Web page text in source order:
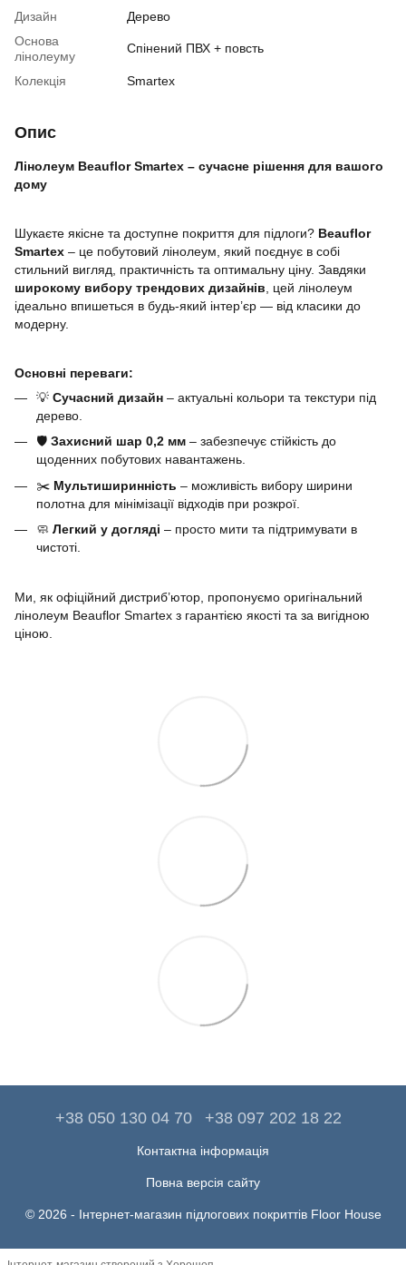
Дизайн
Дерево
Основа
лінолеуму
Спінений ПВХ + повсть
Колекція Smartex
Опис
Лінолеум Beauflor Smartex – сучасне рішення для вашого
дому
Шукаєте якісне та доступне покриття для підлоги? Beauflor
Smartex – це побутовий лінолеум, який поєднує в собі
стильний вигляд, практичність та оптимальну ціну. Завдяки
широкому вибору трендових дизайнів , цей лінолеум
ідеально впишеться в будь-який інтер’єр — від класики до
модерну.
Основні переваги:
💡 Сучасний дизайн – актуальні кольори та текстури під
дерево.
🛡️ Захисний шар 0,2 мм – забезпечує стійкість до
щоденних побутових навантажень.
✂️ Мультиширинність – можливість вибору ширини
полотна для мінімізації відходів при розкрої.
🧼 Легкий у догляді – просто мити та підтримувати в
чистоті.
Ми, як офіційний дистриб’ютор, пропонуємо оригінальний
лінолеум Beauflor Smartex з гарантією якості та за вигідною
ціною.
+38 050 130 04 70 +38 097 202 18 22
Контактна інформація
Повна версія сайту
© 2026 - Інтернет-магазин підлогових покриттів Floor House